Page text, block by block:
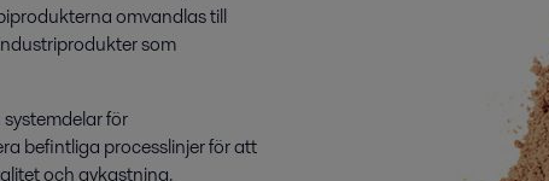
omvandlas till
som
för
befintliga processlinjer för att
och avkastning.